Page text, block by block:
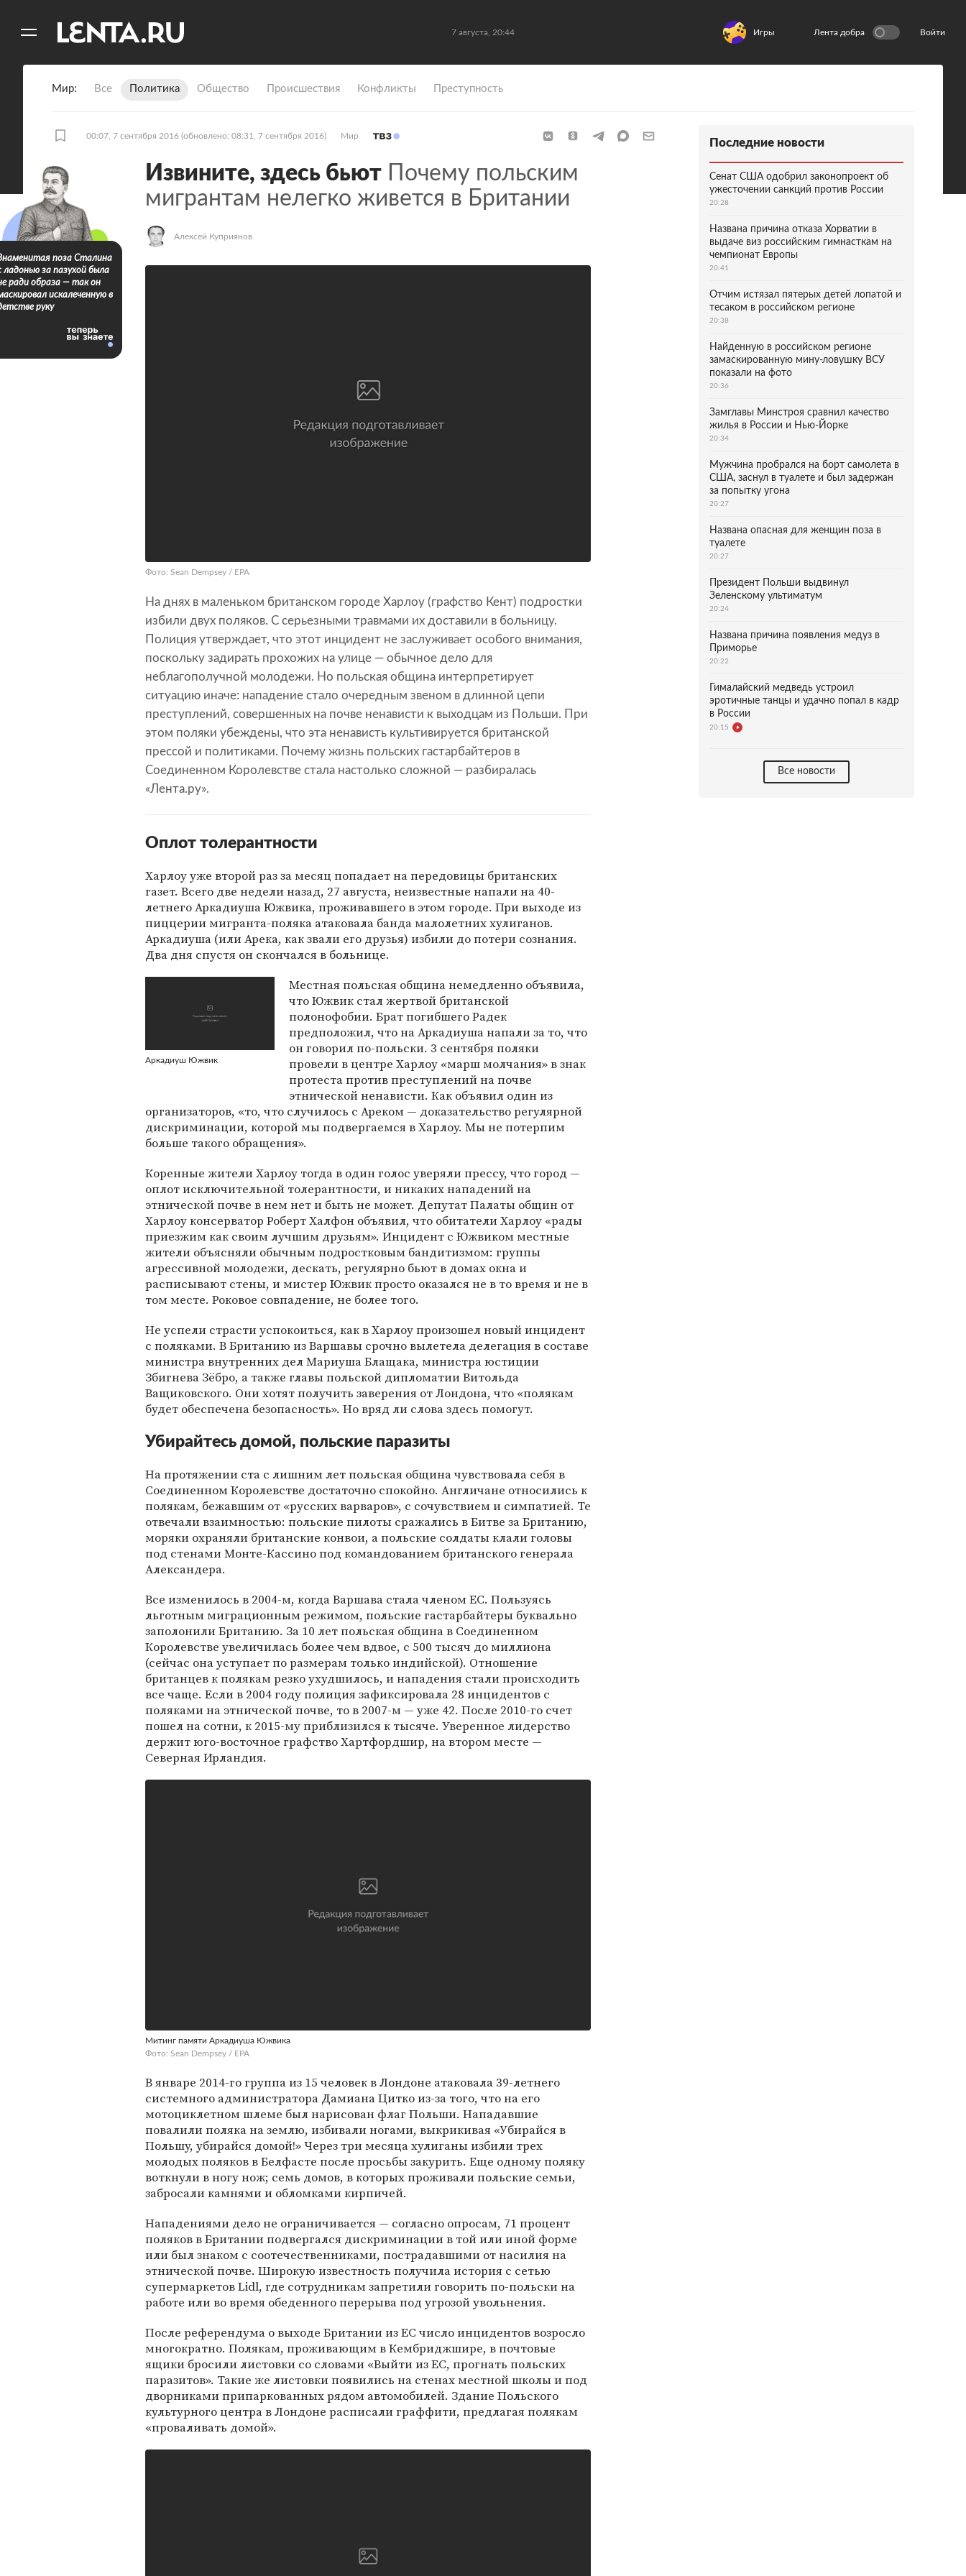
7 августа, 20:44 Игры Лента добра Войти
Мир Все Политика Общество Происшествия Конфликты Преступность
00:07, 7 сентября 2016 (обновлено: 08:31, 7 сентября 2016) Мир
Извините, здесь бьют Почему польским
мигрантам нелегко живется в Британии
Алексей Куприянов
Фото: Sean Dempsey / EPA
На днях в маленьком британском городе Харлоу (графство Кент) подростки
избили двух поляков. С серьезными травмами их доставили в больницу.
Полиция утверждает, что этот инцидент не заслуживает особого внимания,
поскольку задирать прохожих на улице — обычное дело для
неблагополучной молодежи. Но польская община интерпретирует
ситуацию иначе: нападение стало очередным звеном в длинной цепи
преступлений, совершенных на почве ненависти к выходцам из Польши. При
этом поляки убеждены, что эта ненависть культивируется британской
прессой и политиками. Почему жизнь польских гастарбайтеров в
Соединенном Королевстве стала настолько сложной — разбиралась
«Лента.ру».
Оплот толерантности
Харлоу уже второй раз за месяц попадает на передовицы британских
газет. Всего две недели назад, 27 августа, неизвестные напали на 40-
летнего Аркадиуша Южвика, проживавшего в этом городе. При выходе из
пиццерии мигранта-поляка атаковала банда малолетних хулиганов.
Аркадиуша (или Арека, как звали его друзья) избили до потери сознания.
Два дня спустя он скончался в больнице.
Аркадиуш Южвик
Местная польская община немедленно объявила,
что Южвик стал жертвой британской
полонофобии. Брат погибшего Радек
предположил, что на Аркадиуша напали за то, что
он говорил по-польски. 3 сентября поляки
провели в центре Харлоу «марш молчания» в знак
протеста против преступлений на почве
этнической ненависти. Как объявил один из
организаторов, «то, что случилось с Ареком — доказательство регулярной
дискриминации, которой мы подвергаемся в Харлоу. Мы не потерпим
больше такого обращения».
Коренные жители Харлоу тогда в один голос уверяли прессу, что город —
оплот исключительной толерантности, и никаких нападений на
этнической почве в нем нет и быть не может. Депутат Палаты общин от
Харлоу консерватор Роберт Халфон объявил, что обитатели Харлоу «рады
приезжим как своим лучшим друзьям». Инцидент с Южвиком местные
жители объясняли обычным подростковым бандитизмом: группы
агрессивной молодежи, дескать, регулярно бьют в домах окна и
расписывают стены, и мистер Южвик просто оказался не в то время и не в
том месте. Роковое совпадение, не более того.
Не успели страсти успокоиться, как в Харлоу произошел новый инцидент
с поляками. В Британию из Варшавы срочно вылетела делегация в составе
министра внутренних дел Мариуша Блащака, министра юстиции
Збигнева Зёбро, а также главы польской дипломатии Витольда
Ващиковского. Они хотят получить заверения от Лондона, что «полякам
будет обеспечена безопасность». Но вряд ли слова здесь помогут.
Убирайтесь домой, польские паразиты
На протяжении ста с лишним лет польская община чувствовала себя в
Соединенном Королевстве достаточно спокойно. Англичане относились к
полякам, бежавшим от «русских варваров», с сочувствием и симпатией. Те
отвечали взаимностью: польские пилоты сражались в Битве за Британию,
моряки охраняли британские конвои, а польские солдаты клали головы
под стенами Монте-Кассино под командованием британского генерала
Александера.
Все изменилось в 2004-м, когда Варшава стала членом ЕС. Пользуясь
льготным миграционным режимом, польские гастарбайтеры буквально
заполонили Британию. За 10 лет польская община в Соединенном
Королевстве увеличилась более чем вдвое, с 500 тысяч до миллиона
(сейчас она уступает по размерам только индийской). Отношение
британцев к полякам резко ухудшилось, и нападения стали происходить
все чаще. Если в 2004 году полиция зафиксировала 28 инцидентов с
поляками на этнической почве, то в 2007-м — уже 42. После 2010-го счет
пошел на сотни, к 2015-му приблизился к тысяче. Уверенное лидерство
держит юго-восточное графство Хартфордшир, на втором месте —
Северная Ирландия.
Митинг памяти Аркадиуша Южвика
Фото: Sean Dempsey / EPA
В январе 2014-го группа из 15 человек в Лондоне атаковала 39-летнего
системного администратора Дамиана Цитко из-за того, что на его
мотоциклетном шлеме был нарисован флаг Польши. Нападавшие
повалили поляка на землю, избивали ногами, выкрикивая «Убирайся в
Польшу, убирайся домой!» Через три месяца хулиганы избили трех
молодых поляков в Белфасте после просьбы закурить. Еще одному поляку
воткнули в ногу нож; семь домов, в которых проживали польские семьи,
забросали камнями и обломками кирпичей.
Нападениями дело не ограничивается — согласно опросам, 71 процент
поляков в Британии подвергался дискриминации в той или иной форме
или был знаком с соотечественниками, пострадавшими от насилия на
этнической почве. Широкую известность получила история с сетью
супермаркетов Lidl, где сотрудникам запретили говорить по-польски на
работе или во время обеденного перерыва под угрозой увольнения.
После референдума о выходе Британии из ЕС число инцидентов возросло
многократно. Полякам, проживающим в Кембриджшире, в почтовые
ящики бросили листовки со словами «Выйти из ЕС, прогнать польских
паразитов». Такие же листовки появились на стенах местной школы и под
дворниками припаркованных рядом автомобилей. Здание Польского
культурного центра в Лондоне расписали граффити, предлагая полякам
«проваливать домой».
поза Сталина
ладонью за пазухой была
ради образа — так он
искалеченную в
руку
Последние новости
Сенат США одобрил законопроект об
ужесточении санкций против России
20:28
Названа причина отказа Хорватии в
выдаче виз российским гимнасткам на
чемпионат Европы
20:41
Отчим истязал пятерых детей лопатой и
тесаком в российском регионе
20:38
Найденную в российском регионе
замаскированную мину-ловушку ВСУ
показали на фото
20:36
Замглавы Минстроя сравнил качество
жилья в России и Нью-Йорке
20:34
Мужчина пробрался на борт самолета в
США, заснул в туалете и был задержан
за попытку угона
20:27
Названа опасная для женщин поза в
туалете
20:27
Президент Польши выдвинул
Зеленскому ультиматум
20:24
Названа причина появления медуз в
Приморье
20:22
Гималайский медведь устроил
эротичные танцы и удачно попал в кадр
в России
20:15
Все новости